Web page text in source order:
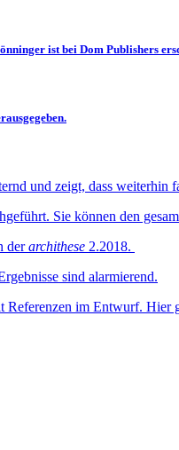
ist bei Dom Publishers
und zeigt, dass weiterhin
Sie können den
derarchithese 2.2018.
sind alarmierend.
im Entwurf. Hier